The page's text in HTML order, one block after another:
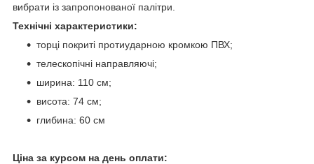
вибрати із запропонованої палітри.
Технічні характеристики:
торці покриті протиударною кромкою ПВХ;
телескопічні направляючі;
ширина: 110 см;
висота: 74 см;
глибина: 60 см
Ціна за курсом на день оплати: